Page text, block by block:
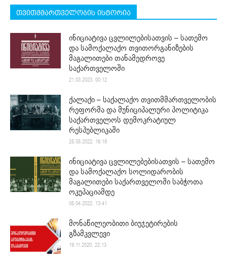
თვითმმართველობის ისტორია
ინიციატივა ცვლილებისათვის – სათემო
და სამოქალაქო თვითორგანიზების
მაგალითები თანამედროვე
საქართველოში
21.03.2023. 00:12
ქალაქი – საქალაქო თვითმმართველობის
რეფორმა და მუნიციპალური პოლიტიკა
საქართველოს დემოკრატიულ
რესპუბლიკაში
25.05.2022. 16:18
ინიციატივა ცვლილებებისათვის – სათემო
და სამოქალაქო სოლიდარობის
მაგალითები საქართველოში საბჭოთა
ოკუპაციამდე
05.04.2022. 13:41
მონაწილეობითი ბიუჯეტირების
გზამკვლევი
19.11.2020. 22:13